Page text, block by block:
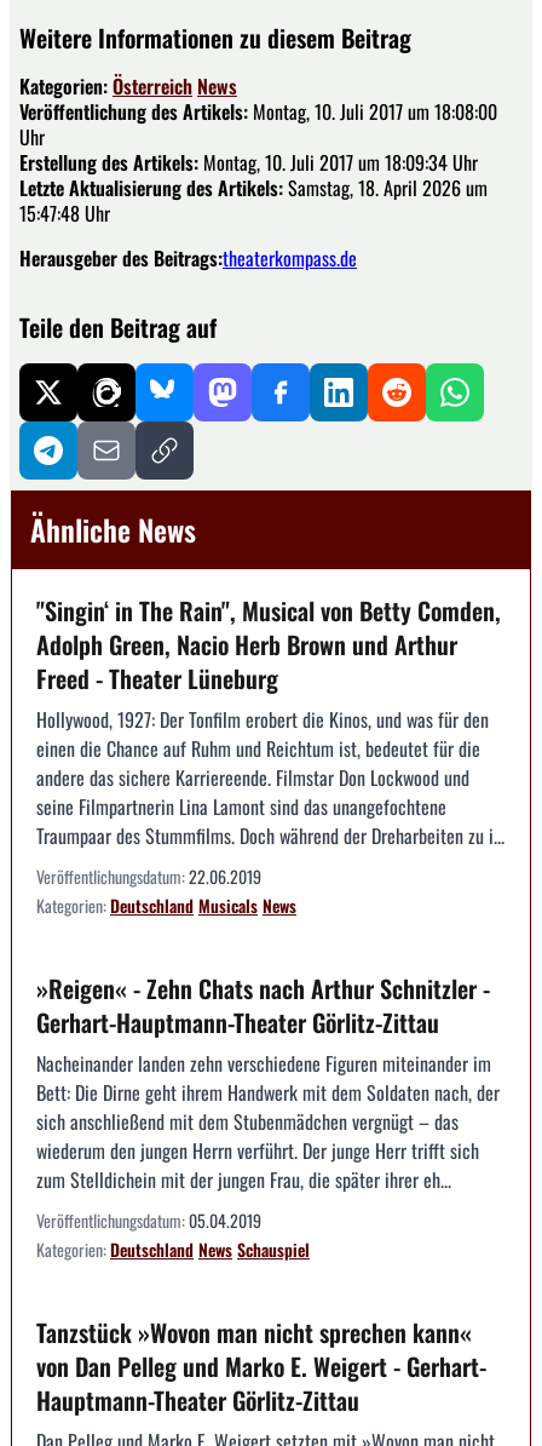
Weitere Informationen zu diesem Beitrag
Kategorien:Österreich News
Veröffentlichung des Artikels: Montag, 10. Juli 2017 um 18:08:00
Uhr
Erstellung des Artikels: Montag, 10. Juli 2017 um 18:09:34 Uhr
Letzte Aktualisierung des Artikels:Samstag, 18. April 2026 um
15:47:48 Uhr
Herausgeber des Beitrags:theaterkompass.de
Teile den Beitrag auf
Ähnliche News
"Singin‘ in The Rain", Musical von Betty Comden,
Adolph Green, Nacio Herb Brown und Arthur
Freed - Theater Lüneburg
Hollywood, 1927: Der Tonfilm erobert die Kinos, und was für den
einen die Chance auf Ruhm und Reichtum ist, bedeutet für die
andere das sichere Karriereende. Filmstar Don Lockwood und
seine Filmpartnerin Lina Lamont sind das unangefochtene
Traumpaar des Stummfilms. Doch während der Dreharbeiten zu i...
Veröffentlichungsdatum:22.06.2019
Kategorien:DeutschlandMusicalsNews
»Reigen« - Zehn Chats nach Arthur Schnitzler -
Gerhart-Hauptmann-Theater Görlitz-Zittau
Nacheinander landen zehn verschiedene Figuren miteinander im
Bett: Die Dirne geht ihrem Handwerk mit dem Soldaten nach, der
sich anschließend mit dem Stubenmädchen vergnügt – das
wiederum den jungen Herrn verführt. Der junge Herr trifft sich
zum Stelldichein mit der jungen Frau, die später ihrer eh...
Veröffentlichungsdatum:05.04.2019
Kategorien:DeutschlandNewsSchauspiel
Tanzstück »Wovon man nicht sprechen kann«
von Dan Pelleg und Marko E. Weigert - Gerhart-
Hauptmann-Theater Görlitz-Zittau